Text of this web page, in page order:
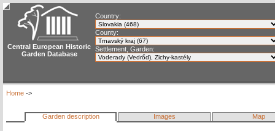
Central European Historic
Garden Database
Country:
County:
Settlement, Garden:
Home ->
Garden description Images Map